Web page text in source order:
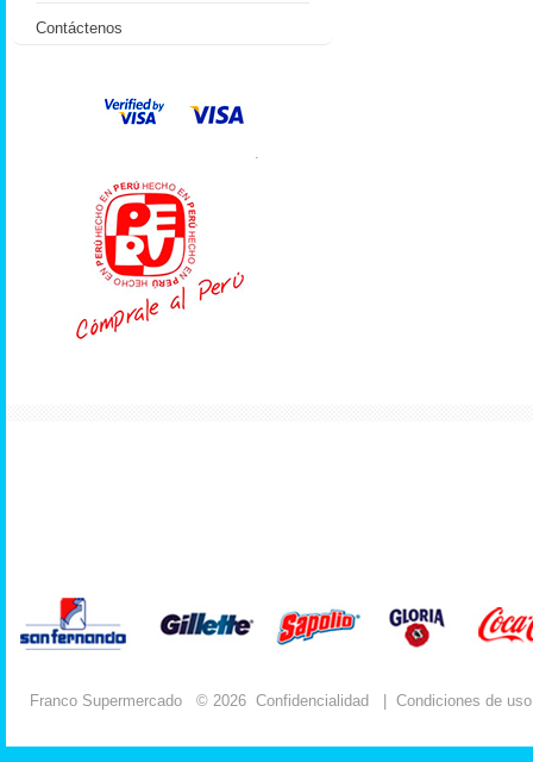
Contáctenos
.
Franco Supermercado © 2026 Confidencialidad Condiciones de uso